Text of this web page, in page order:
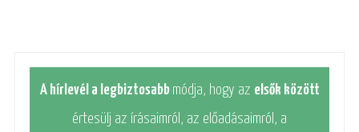
A hírlevél a legbiztosabb módja, hogy az elsők között
értesülj az írásaimról, az előadásaimról, a